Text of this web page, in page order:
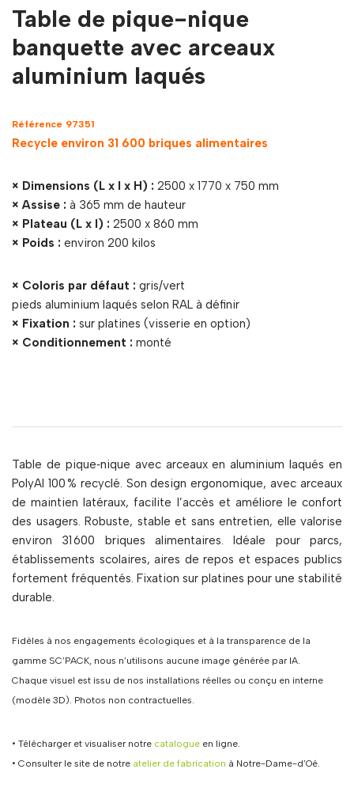
Table de pique-nique
banquette avec arceaux
aluminium laqués
Référence 97351
Recycle environ 31 600 briques alimentaires
× Dimensions (L x l x H) : 2500 x 1770 x 750 mm
× Assise : à 365 mm de hauteur
× Plateau (L x l) : 2500 x 860 mm
× Poids : environ 200 kilos
× Coloris par défaut : gris/vert
pieds aluminium laqués selon RAL à définir
× Fixation : sur platines (visserie en option)
× Conditionnement : monté
Table de pique‑nique avec arceaux en aluminium laqués en
PolyAl 100 % recyclé. Son design ergonomique, avec arceaux
de maintien latéraux, facilite l’accès et améliore le confort
des usagers. Robuste, stable et sans entretien, elle valorise
environ 31 600 briques alimentaires. Idéale pour parcs,
établissements scolaires, aires de repos et espaces publics
fortement fréquentés. Fixation sur platines pour une stabilité
durable.
Fidèles à nos engagements écologiques et à la transparence de la
gamme SC’PACK, nous n’utilisons aucune image générée par IA.
Chaque visuel est issu de nos installations réelles ou conçu en interne
(modèle 3D). Photos non contractuelles.
• Télécharger et visualiser notre catalogue en ligne.
• Consulter le site de notre atelier de fabrication à Notre-Dame-d’Oé.